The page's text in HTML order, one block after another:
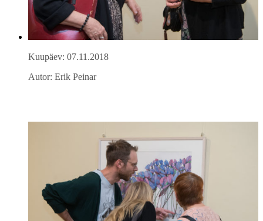
Kuupäev: 07.11.2018
Autor: Erik Peinar